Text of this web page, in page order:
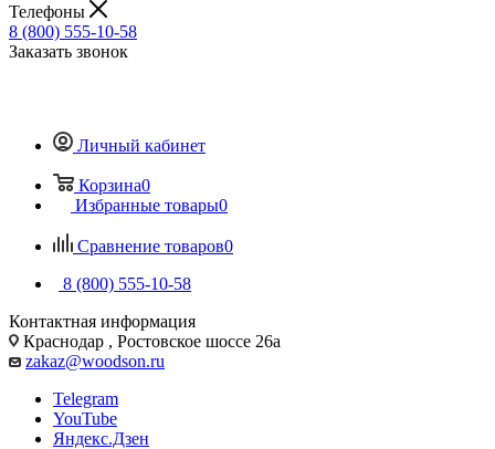
Телефоны
8 (800) 555-10-58
Заказать звонок
Личный кабинет
Корзина0
Избранные товары0
Сравнение товаров0
8 (800) 555-10-58
Контактная информация
Краснодар , Ростовское шоссе 26а
zakaz@woodson.ru
Telegram
YouTube
Яндекс.Дзен